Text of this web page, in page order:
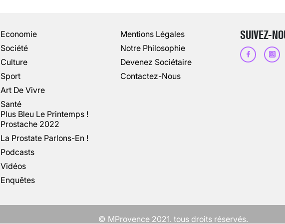
Economie
Société
Culture
Sport
Art De Vivre
Santé
Plus Bleu Le Printemps !
Prostache 2022
La Prostate Parlons-En !
Podcasts
Vidéos
Enquêtes
Mentions Légales
Notre Philosophie
Devenez Sociétaire
Contactez-Nous
SUIVEZ-
© MProvence 2021. tous droits réservés.